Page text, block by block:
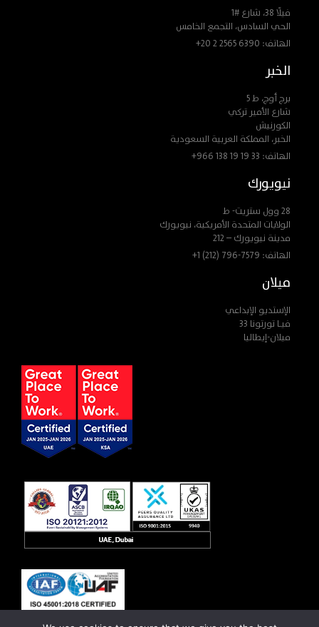
فيلّا 38، شارع #1
الحي السادس، التجمع الخامس
الهاتف: +20 2 2565 6390
الخبر
برج أوج، ط 5
شارع الأمير تركي
الكورنيش
الخبر، المملكة العربية السعودية
الهاتف: +966 138 19 19 33
نيويورك
28 وول ستريت- ط
الولايات المتحدة الأمريكية، نيويورك
مدينة نيويورك – 212
الهاتف: +1 (212) 796-7579
ميلان
الإستديو الإبداعي
فيـا تورتونا 33
ميلان-إيطاليا